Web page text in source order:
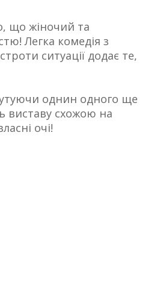
що жіночий та
Легка комедія з
ситуації додає те,
однин одного ще
виставу схожою на
очі!